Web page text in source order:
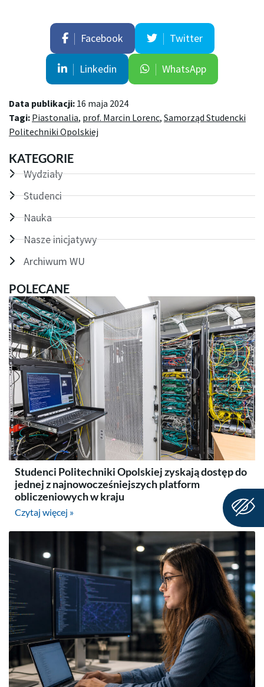
Facebook Twitter
Linkedin WhatsApp
Data publikacji: 16 maja 2024
Tagi: Piastonalia, prof. Marcin Lorenc, Samorząd Studencki
Politechniki Opolskiej
KATEGORIE
Wydziały
Studenci
Nauka
Nasze inicjatywy
Archiwum WU
POLECANE
Studenci Politechniki Opolskiej zyskają dostęp do
jednej z najnowocześniejszych platform
obliczeniowych w kraju
Czytaj więcej »